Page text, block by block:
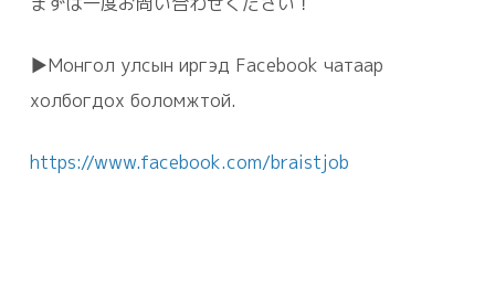
▶Монгол улсын иргэд Facebook чатаар
холбогдох боломжтой.
https://www.facebook.com/braistjob